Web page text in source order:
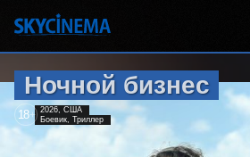
Ночной бизнес
18+ 2026, США
Боевик, Триллер